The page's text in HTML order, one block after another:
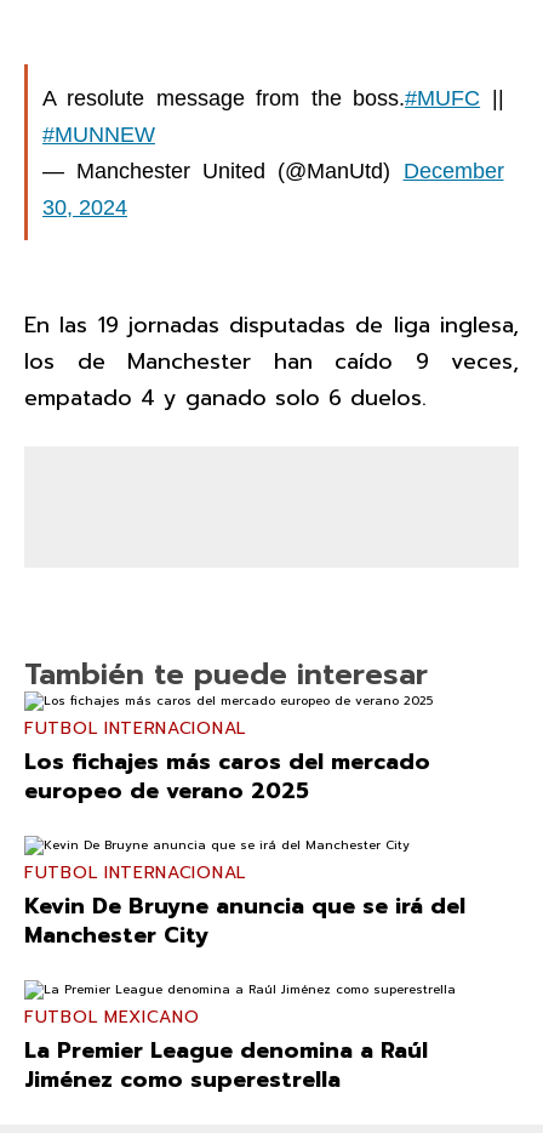
A resolute message from the boss.#MUFC ||
#MUNNEW
— Manchester United (@ManUtd) December
30, 2024
En las 19 jornadas disputadas de liga inglesa,
los de Manchester han caído 9 veces,
empatado 4 y ganado solo 6 duelos.
También te puede interesar
FUTBOL INTERNACIONAL
Los fichajes más caros del mercado
europeo de verano 2025
FUTBOL INTERNACIONAL
Kevin De Bruyne anuncia que se irá del
Manchester City
FUTBOL MEXICANO
La Premier League denomina a Raúl
Jiménez como superestrella